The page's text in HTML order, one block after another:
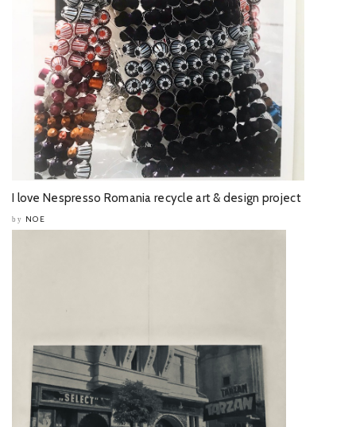
I love Nespresso Romania recycle art & design project
by NOE